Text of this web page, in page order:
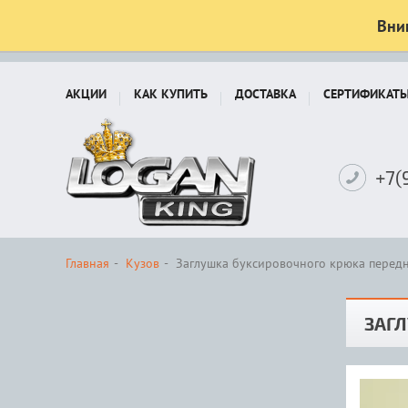
АКЦИИ КАК КУПИТЬ ДОСТАВКА
Главная Кузов Заглушка буксировочного крюка